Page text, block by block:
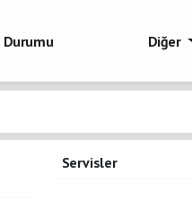
Durumu
Diğer
Servisler